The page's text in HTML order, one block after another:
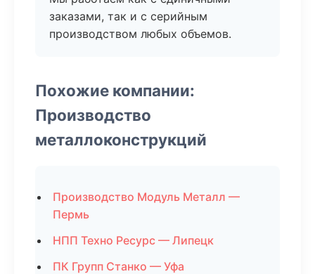
заказами, так и с серийным
производством любых объемов.
Похожие компании:
Производство
металлоконструкций
Производство Модуль Металл —
Пермь
НПП Техно Ресурс — Липецк
ПК Групп Станко — Уфа